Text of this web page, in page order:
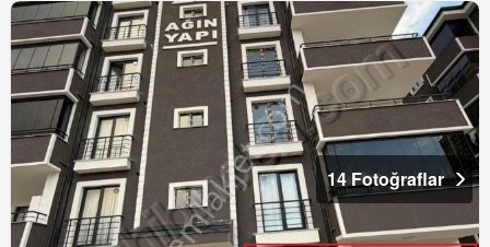
14 Fotoğraflar